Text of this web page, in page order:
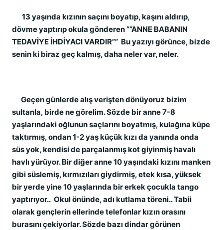
13 yaşında kızının saçını boyatıp, kaşını aldırıp,
dövme yaptırıp okula gönderen “”ANNE BABANIN
TEDAVİYE İHDİYACI VARDIR”” Bu yazıyı görünce, bizde
senin ki biraz geç kalmış, daha neler var, neler.
Geçen günlerde alış verişten dönüyoruz bizim
sultanla, birde ne görelim. Sözde bir anne 7-8
yaşlarındaki oğlunun saçlarını boyatmış, kulağına küpe
taktırmış, ondan 1-2 yaş küçük kızı da yanında onda
süs yok, kendisi de parçalanmış kot giyinmiş havalı
havlı yürüyor. Bir diğer anne 10 yaşındaki kızını manken
gibi süslemiş, kırmızıları giydirmiş, etek kısa, yüksek
bir yerde yine 10 yaşlarında bir erkek çocukla tango
yaptırıyor.. Okul önünde, adı kutlama töreni.. Tabii
olarak gençlerin ellerinde telefonlar kızın orasını
burasını çekiyorlar. Sözde bazı dindar görünen